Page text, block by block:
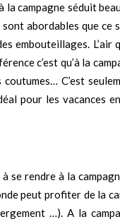
la campagne séduit
abordables que ce
embouteillages. L’air
c’est qu’à la
C’est
pour les vacances
se rendre à la
peut profiter de la
…). A la